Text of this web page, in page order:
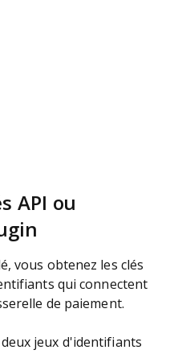
API ou
vous obtenez les clés
qui connectent
de paiement.
jeux d'identifiants